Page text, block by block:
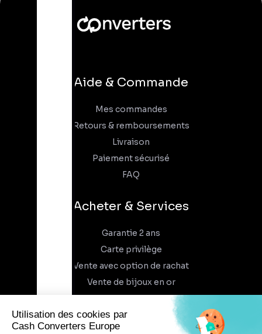
Aide & Commande
Mes commandes
Retours & remboursements
Livraison
Paiement sécurisé
FAQ
Acheter & Services
Garantie 2 ans
Carte privilège
Vente avec option de rachat
Vente de bijoux en or
À propos